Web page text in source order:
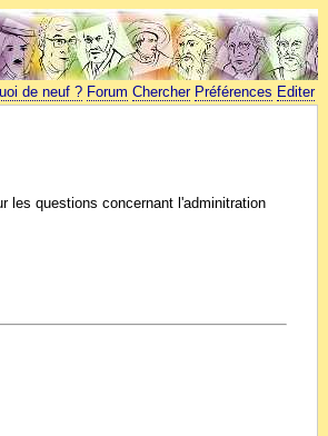
de neuf ? Forum Chercher Préférences Editer
les questions concernant l'adminitration